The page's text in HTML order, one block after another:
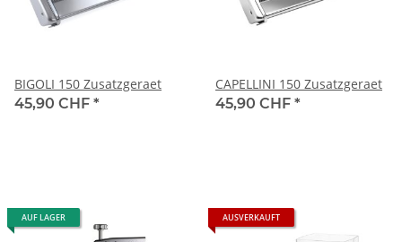
BIGOLI 150 Zusatzgeraet
45,90 CHF *
CAPELLINI 150 Zusatzgeraet
45,90 CHF *
AUF LAGER AUSVERKAUFT